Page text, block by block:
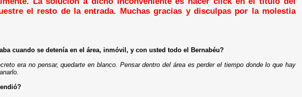
el resto de la entrada. Muchas gracias y disculpas por la molestia
cuando se detenía en el área, inmóvil, y con usted todo el Bernabéu?
era no pensar, quedarte en blanco. Pensar dentro del área es perder el tiempo donde lo que hay